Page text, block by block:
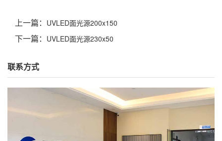
上一篇： UVLED面光源200x150
下一篇： UVLED面光源230x50
联系方式